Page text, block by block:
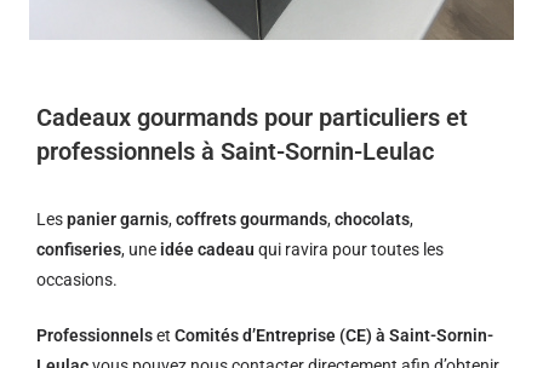
Cadeaux gourmands pour particuliers et
professionnels à Saint-Sornin-Leulac
Lespanier garnis,coffrets gourmands,chocolats,
confiseries, une idée cadeau qui ravira pour toutes les
occasions.
Professionnelset Comités d’Entreprise (CE) à Saint-Sornin-